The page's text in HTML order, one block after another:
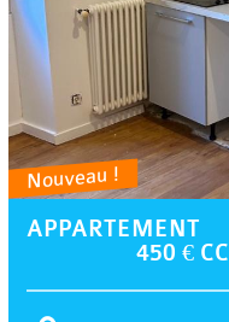
Nouveau !
APPARTEMENT
450 € CC